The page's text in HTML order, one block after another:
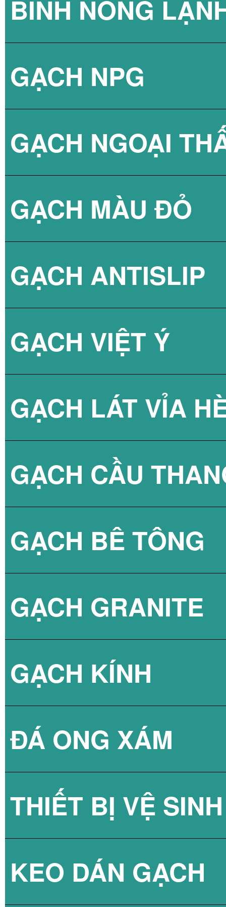
BÌNH NÓNG
BÌNH NÓNG
BÌNH NÓNG
BÌNH NÓNG
BÌNH NÓNG
BÌNH NÓNG
GẠCH NPG
GẠCH NPG
GẠCH NPG
GẠCH NGOẠI
GẠCH MÀU ĐỎ
GẠCH ANTISLIP
GẠCH VIỆT Ý
GẠCH LÁT VỈA
GẠCH BLOCK
GẠCH LÁT VỈA
GẠCH CẦU
GẠCH BÊ TÔNG
GẠCH 3D BÊ
GẠCH GRANITE
GẠCH KÍNH
GẠCH KÍNH
GẠCH KÍNH
GẠCH KÍNH
ĐÁ ONG XÁM
THIẾT BỊ VỆ SINH
SEN TẮM
KEO DÁN GẠCH